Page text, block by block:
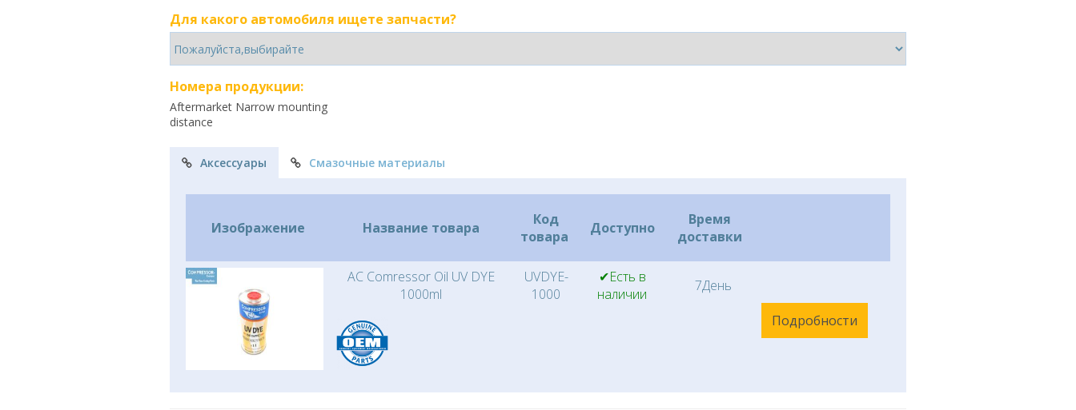
Для какого автомобиля ищете запчасти?
Номера продукции:
Aftermarket Narrow mounting
distance
Аксессуары Смазочные материалы
Изображение Название товара
Код
товара
Доступно
Время
доставки
AC Comressor Oil UV DYE
1000ml
UVDYE-
1000
✔Есть в
наличии
7День
Подробности